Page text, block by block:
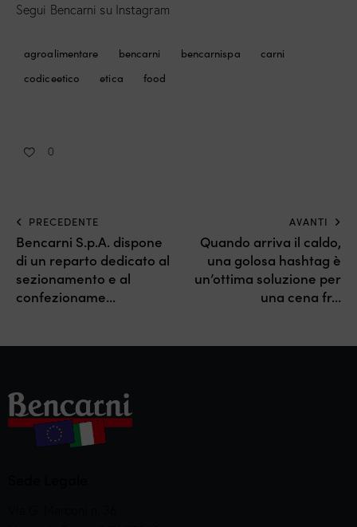
Segui Bencarni su Instagram
agroalimentare bencarni bencarnispa
carni
codiceetico
etica food
0
PRECEDENTE
Bencarni S.p.A. dispone
di un reparto dedicato al
sezionamento e al
confezioname…
AVANTI
Quando arriva il caldo,
una golosa hashtag è
un’ottima soluzione per
una cena fr…